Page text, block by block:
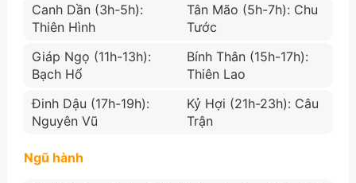
Canh Dần (3h-5h):
Thiên Hình
Tân Mão (5h-7h): Chu
Tước
Giáp Ngọ (11h-13h):
Bạch Hổ
Bính Thân (15h-17h):
Thiên Lao
Đinh Dậu (17h-19h):
Nguyên Vũ
Kỷ Hợi (21h-23h): Câu
Trận
Ngũ hành